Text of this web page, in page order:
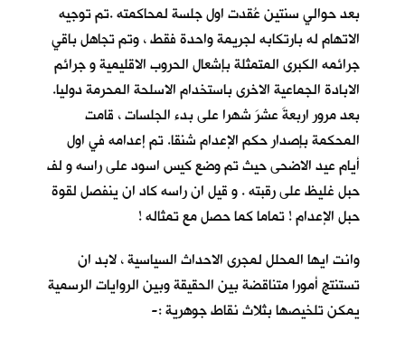
بعد حوالي سنتين عُقدت اول جلسة لمحاكمته .تم توجيه
الاتهام له بارتكابه لجريمة واحدة فقط ، وتم تجاهل باقي
جرائمه الكبرى المتمثلة بإشعال الحروب الاقليمية و جرائم
الابادة الجماعية الاخرى باستخدام الاسلحة المحرمة دوليا.
بعد مرور اربعةَ عشرَ شهرا على بدء الجلسات ، قامت
المحكمة بإصدار حكم الإعدام شنقا. تم إعدامه في اول
أيام عيد الاضحى حيث تم وضع كيس اسود على راسه و لف
حبل غليظ على رقبته . و قيل ان راسه كاد ان ينفصل لقوة
حبل الإعدام ! تماما كما حصل مع تمثاله !
وانت ايها المحلل لمجرى الاحداث السياسية ، لابد ان
تستنتج أمورا متناقضة بين الحقيقة وبين الروايات الرسمية
يمكن تلخيصها بثلاث نقاط جوهرية :-